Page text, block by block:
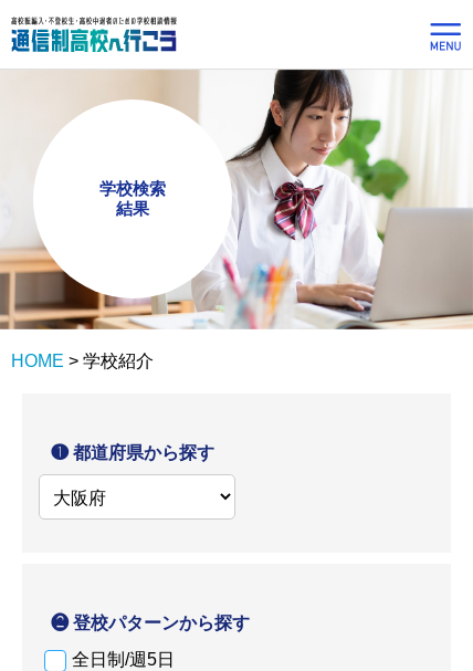
学校検索
結果
HOME > 学校紹介
❶ 都道府県から探す
❷ 登校パターンから探す
全日制/週5日